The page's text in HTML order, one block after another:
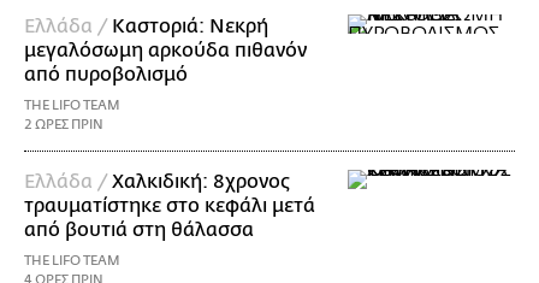
Ελλάδα / Καστοριά: Νεκρή
μεγαλόσωμη αρκούδα πιθανόν
από πυροβολισμό
THE LIFO TEAM
2 ΩΡΕΣ ΠΡΙΝ
Ελλάδα /Χαλκιδική: 8χρονος
τραυματίστηκε στο κεφάλι μετά
από βουτιά στη θάλασσα
THE LIFO TEAM
4 ΩΡΕΣ ΠΡΙΝ